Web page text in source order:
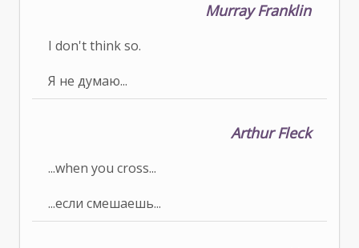
Murray Franklin
I don't think so.
Я не думаю...
Arthur Fleck
...when you cross...
...если смешаешь...